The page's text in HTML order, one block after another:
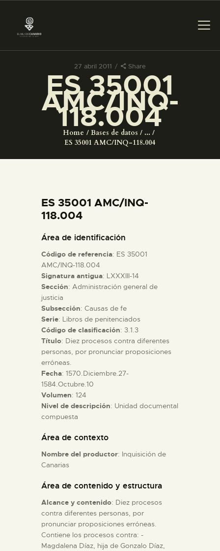
27 abril 2011 Share
ES 35001
AMC/INQ-
118.004
Home Bases de datos
...
ES 35001 AMC/INQ-118.004
PREPARAR LA VISITA
ACTIVIDADES
COLECCIONES
ESPAÑOL
PREPARAR LA VISITA
ACTIVIDADES
█
EL MUSEO
COLECCIONES
DIDÁCTICA
ESPAÑOL
ES 35001 AMC/INQ-
118.004
Área de identificación
Código de referencia: ES 35001
AMC/INQ-118.004
Signatura antigua: LXXXIII-14
Sección: Administración general de
justicia
Subsección: Causas de fe
Serie: Libros de penitenciados
Código de clasificación: 3.1.3
Título: Diez procesos contra diferentes
personas, por pronunciar proposiciones
erróneas.
Fecha: 1570.Diciembre.27-
1584.Octubre.10
Volumen: 124
Nivel de descripción: Unidad documental
compuesta
Área de contexto
Nombre del productor: Inquisición de
Canarias
Área de contenido y estructura
Alcance y contenido: Diez procesos
contra diferentes personas, por
pronunciar proposiciones erróneas.
Contiene los procesos contra: -
Magdalena Díaz, hija de Gonzalo Díaz,